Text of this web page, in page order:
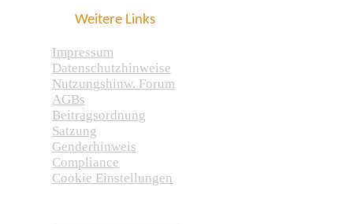
Weitere Links
Impressum
Datenschutzhinweise
Nutzungshinw. Forum
AGBs
Beitragsordnung
Satzung
Genderhinweis
Compliance
Cookie Einstellungen